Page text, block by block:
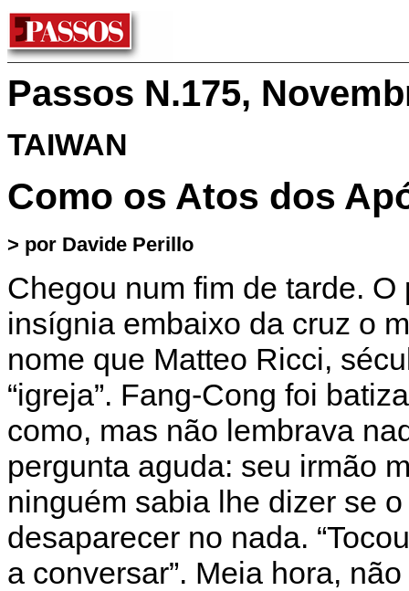
Passos N.175,
TAIWAN
Como os Atos dos
> por Davide Perillo
Chegou num fim de tarde.
insígnia embaixo da cruz o
nome que Matteo Ricci,
“igreja”. Fang-Cong foi
como, mas não lembrava
pergunta aguda: seu irmão
ninguém sabia lhe dizer se
desaparecer no nada.
a conversar”. Meia hora,